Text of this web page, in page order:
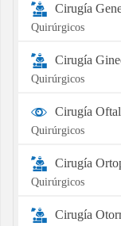
Cirugía
Quirúrgicos
Cirugía
Quirúrgicos
Cirugía
Quirúrgicos
Cirugía
Quirúrgicos
Cirugía